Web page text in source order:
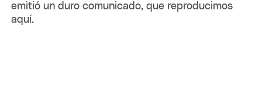
emitió un duro comunicado, que reproducimos
aquí.